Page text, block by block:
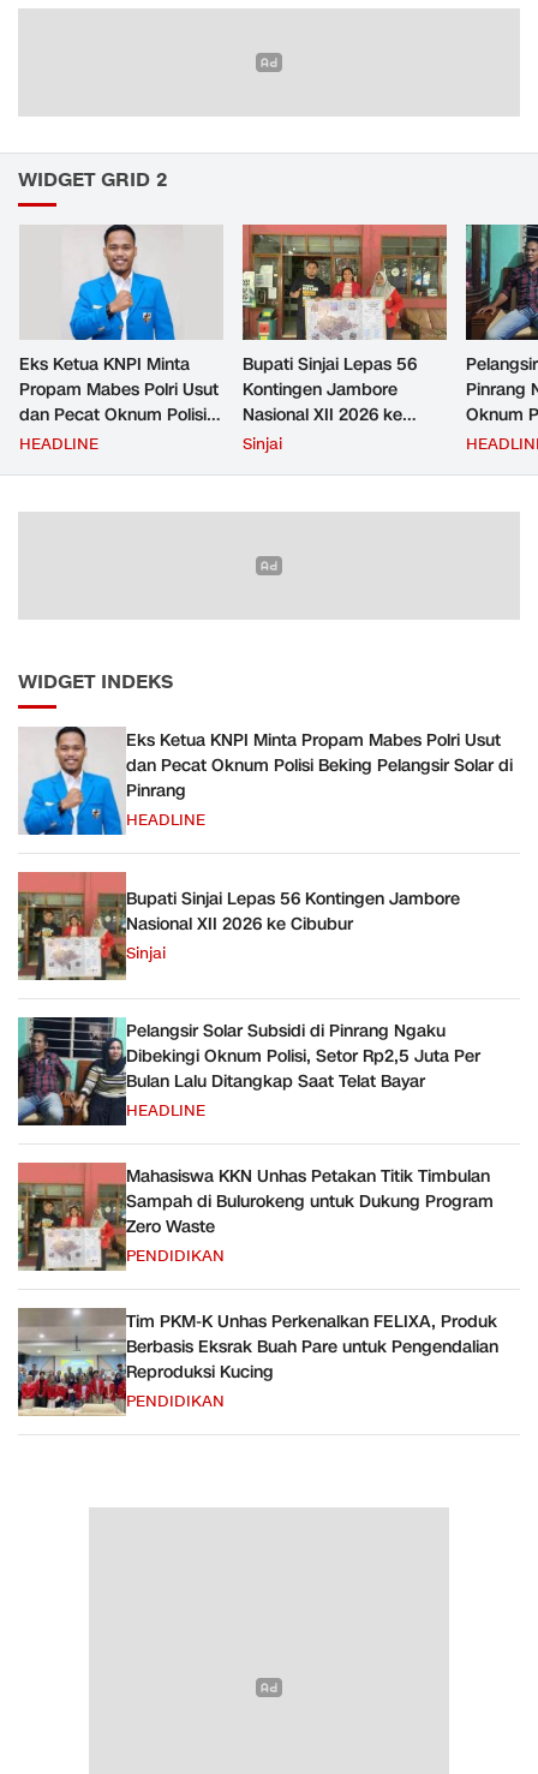
WIDGET GRID 2
Eks Ketua KNPI Minta
Propam Mabes Polri Usut
dan Pecat Oknum Polisi
Beking Pelangsir Solar di
HEADLINE
Bupati Sinjai Lepas 56
Kontingen Jambore
Nasional XII 2026 ke
Cibubur
Sinjai
Pinrang
Oknum
Rp2,5
WIDGET INDEKS
Eks Ketua KNPI Minta Propam Mabes Polri Usut
dan Pecat Oknum Polisi Beking Pelangsir Solar di
Pinrang
HEADLINE
Bupati Sinjai Lepas 56 Kontingen Jambore
Nasional XII 2026 ke Cibubur
Sinjai
Pelangsir Solar Subsidi di Pinrang Ngaku
Dibekingi Oknum Polisi, Setor Rp2,5 Juta Per
Bulan Lalu Ditangkap Saat Telat Bayar
HEADLINE
Mahasiswa KKN Unhas Petakan Titik Timbulan
Sampah di Bulurokeng untuk Dukung Program
Zero Waste
PENDIDIKAN
Tim PKM-K Unhas Perkenalkan FELIXA, Produk
Berbasis Eksrak Buah Pare untuk Pengendalian
Reproduksi Kucing
PENDIDIKAN